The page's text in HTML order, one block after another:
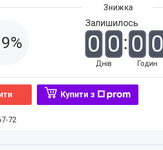
Залишилось
0 0
Днів
0 0
Годин
Купити з
72